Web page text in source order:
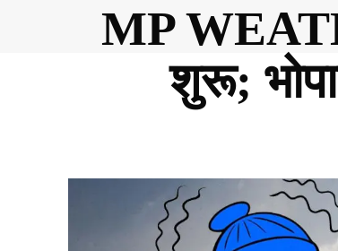
MP
शुरू;